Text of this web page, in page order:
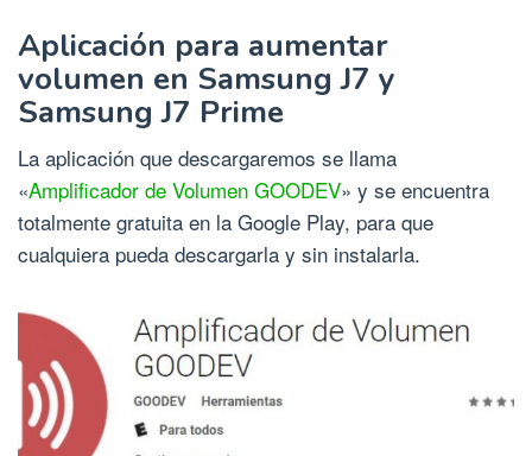
Aplicación para aumentar
volumen en Samsung J7 y
Samsung J7 Prime
La aplicación que descargaremos se llama
«Amplificador de Volumen GOODEV» y se encuentra
totalmente gratuita en la Google Play, para que
cualquiera pueda descargarla y sin instalarla.